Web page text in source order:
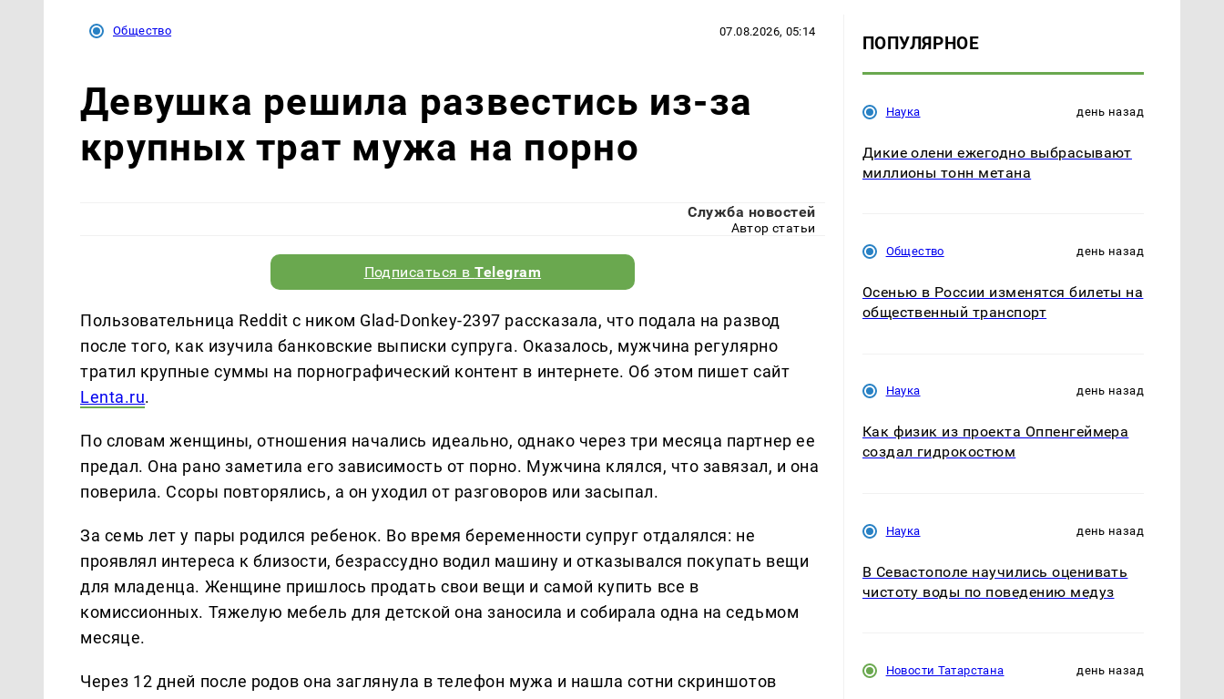
Общество 07.08.2026, 05:14
Девушка решила развестись из-за
крупных трат мужа на порно
Служба новостей
Автор статьи
Подписаться вTelegram
Пользовательница Reddit с ником Glad-Donkey-2397 рассказала, что подала на развод
после того, как изучила банковские выписки супруга. Оказалось, мужчина регулярно
тратил крупные суммы на порнографический контент в интернете. Об этом пишет сайт
Lenta.ru.
По словам женщины, отношения начались идеально, однако через три месяца партнер ее
предал. Она рано заметила его зависимость от порно. Мужчина клялся, что завязал, и она
поверила. Ссоры повторялись, а он уходил от разговоров или засыпал.
За семь лет у пары родился ребенок. Во время беременности супруг отдалялся: не
проявлял интереса к близости, безрассудно водил машину и отказывался покупать вещи
для младенца. Женщине пришлось продать свои вещи и самой купить все в
комиссионных. Тяжелую мебель для детской она заносила и собирала одна на седьмом
месяце.
Через 12 дней после родов она заглянула в телефон мужа и нашла сотни скриншотов
ПОПУЛЯРНОЕ
Наука день назад
Дикие олени ежегодно выбрасывают
миллионы тонн метана
Общество день назад
Осенью в России изменятся билеты на
общественный транспорт
Наука день назад
Как физик из проекта Оппенгеймера
создал гидрокостюм
Наука день назад
В Севастополе научились оценивать
чистоту воды по поведению медуз
Новости Татарстана день назад